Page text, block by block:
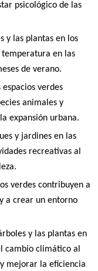
psicológico de las
y las plantas en los
temperatura en las
de verano.
espacios verdes
animales y
expansión urbana.
y jardines en las
recreativas al
verdes contribuyen a
a crear un entorno
y las plantas en
cambio climático al
mejorar la eficiencia